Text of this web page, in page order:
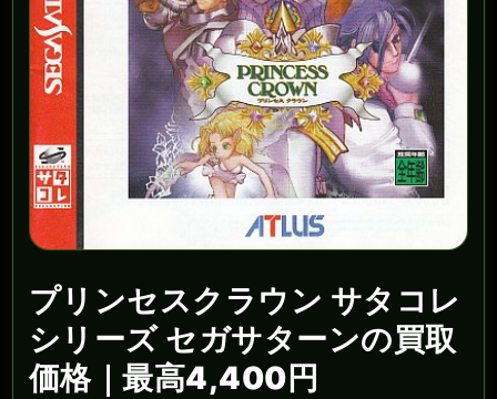
プリンセスクラウン サタコレ
シリーズ セガサターンの買取
価格｜最高4,400円